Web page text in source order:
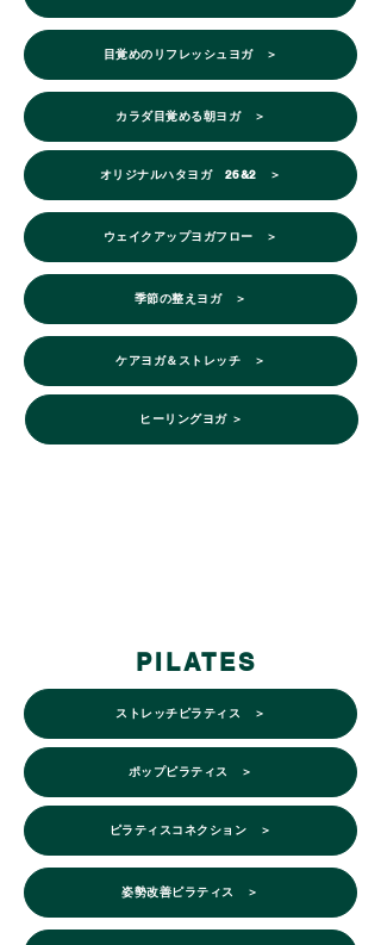
目覚めのリフレッシュヨガ ＞
カラダ目覚める朝ヨガ ＞
オリジナルハタヨガ 26&2 ＞
ウェイクアップヨガフロー ＞
季節の整えヨガ ＞
ケアヨガ＆ストレッチ ＞
ヒーリングヨガ ＞
PILATES
ストレッチピラティス ＞
ポップピラティス ＞
ピラティスコネクション ＞
姿勢改善ピラティス ＞